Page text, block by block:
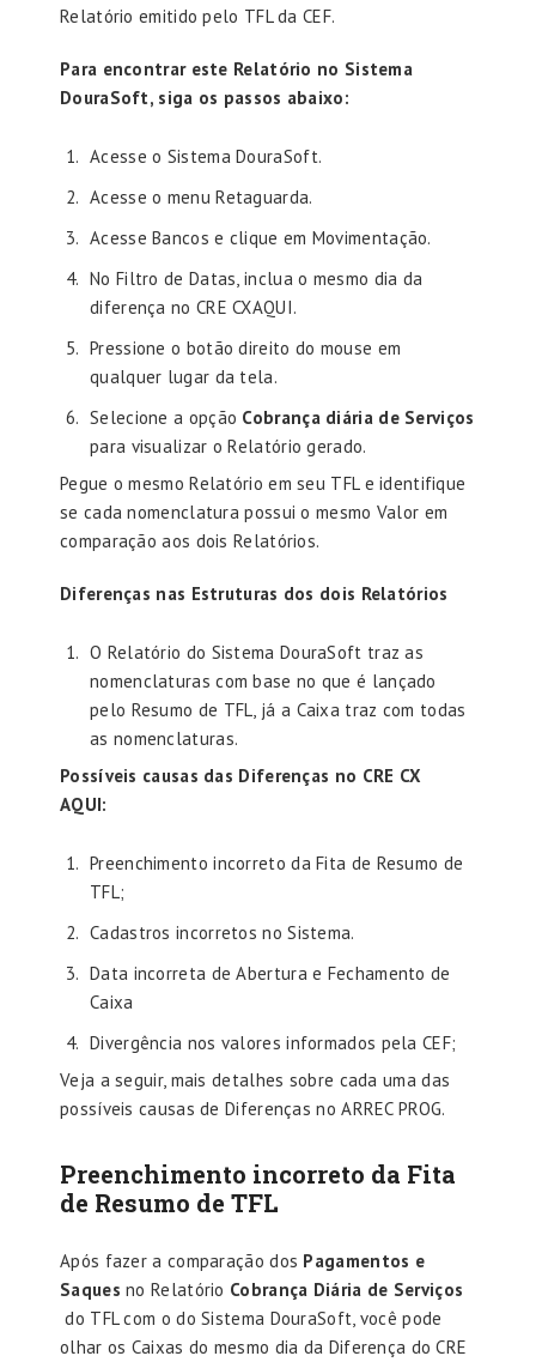
Relatório emitido pelo TFL da CEF.
Para encontrar este Relatório no Sistema
DouraSoft, siga os passos abaixo:
Acesse o Sistema DouraSoft.
Acesse o menu Retaguarda.
Acesse Bancos e clique em Movimentação.
No Filtro de Datas, inclua o mesmo dia da
diferença no CRE CXAQUI.
Pressione o botão direito do mouse em
qualquer lugar da tela.
Selecione a opção Cobrança diária de Serviços
para visualizar o Relatório gerado.
Pegue o mesmo Relatório em seu TFL e identifique
se cada nomenclatura possui o mesmo Valor em
comparação aos dois Relatórios.
Diferenças nas Estruturas dos dois Relatórios
O Relatório do Sistema DouraSoft traz as
nomenclaturas com base no que é lançado
pelo Resumo de TFL, já a Caixa traz com todas
as nomenclaturas.
Possíveis causas das Diferenças no CRE CX
AQUI:
Preenchimento incorreto da Fita de Resumo de
TFL;
Cadastros incorretos no Sistema.
Data incorreta de Abertura e Fechamento de
Caixa
Divergência nos valores informados pela CEF;
Veja a seguir, mais detalhes sobre cada uma das
possíveis causas de Diferenças no ARREC PROG.
Preenchimento incorreto da Fita
de Resumo de TFL
Após fazer a comparação dos Pagamentos e
Saquesno Relatório Cobrança Diária de Serviços
do TFL com o do Sistema DouraSoft, você pode
olhar os Caixas do mesmo dia da Diferença do CRE